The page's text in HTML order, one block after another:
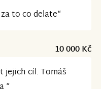
to co delate“
10 000 Kč
jejich cíl. Tomáš